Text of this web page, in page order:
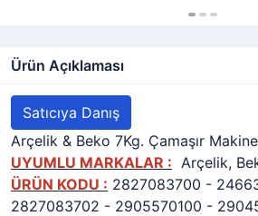
Ürün Açıklaması
Satıcıya Danış
Arçelik & Beko 7Kg. Çamaşır
UYUMLU MARKALAR : Arçelik,
ÜRÜN KODU : 2827083700 -
2827083702 - 2905570100 -